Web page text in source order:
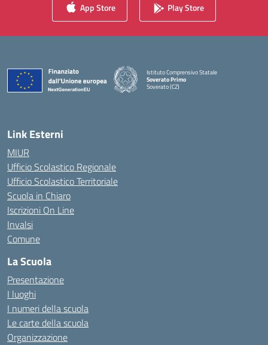
App Store Play Store
Istituto Comprensivo Statale
Soverato Primo
Soverato (CZ)
Link Esterni
MIUR
Ufficio Scolastico Regionale
Ufficio Scolastico Territoriale
Scuola in Chiaro
Iscrizioni On Line
Invalsi
Comune
La Scuola
Presentazione
I luoghi
I numeri della scuola
Le carte della scuola
Organizzazione